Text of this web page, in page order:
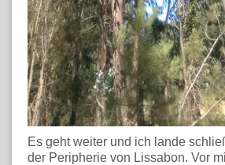
Es geht weiter und ich lande
der Peripherie von Lissabon. Vor